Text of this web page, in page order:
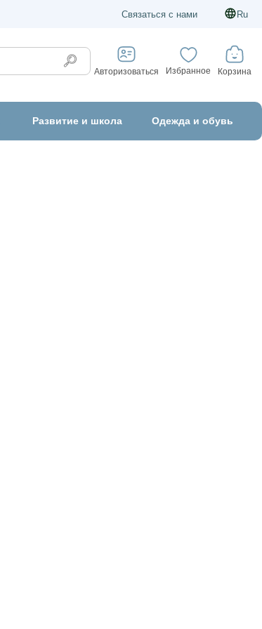
Связаться с нами Ru
Авторизоваться Избранное Корзина
Развитие и школа Одежда и обувь